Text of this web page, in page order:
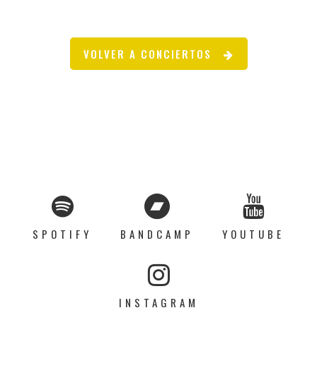
VOLVER A CONCIERTOS
SPOTIFY BANDCAMP YOUTUBE
INSTAGRAM